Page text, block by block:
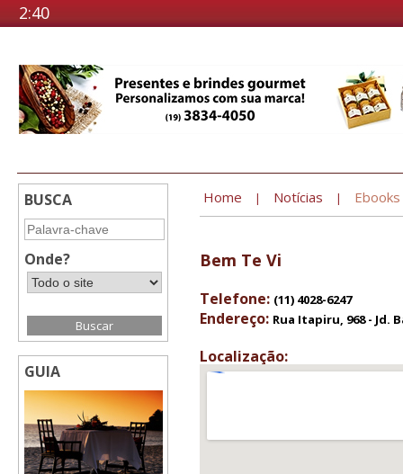
2:40
BUSCA
Onde?
GUIA
Home | Notícias | Ebooks
Bem Te Vi
Telefone: (11) 4028-6247
Endereço: Rua Itapiru, 968 - Jd.
Localização: